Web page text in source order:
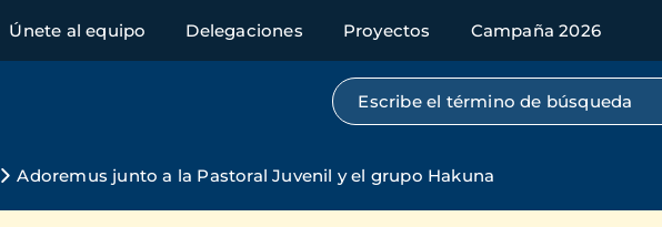
Únete al equipo Delegaciones Proyectos Campaña 2026
Búsqueda por texto completo
Adoremus junto a la Pastoral Juvenil y el grupo Hakuna